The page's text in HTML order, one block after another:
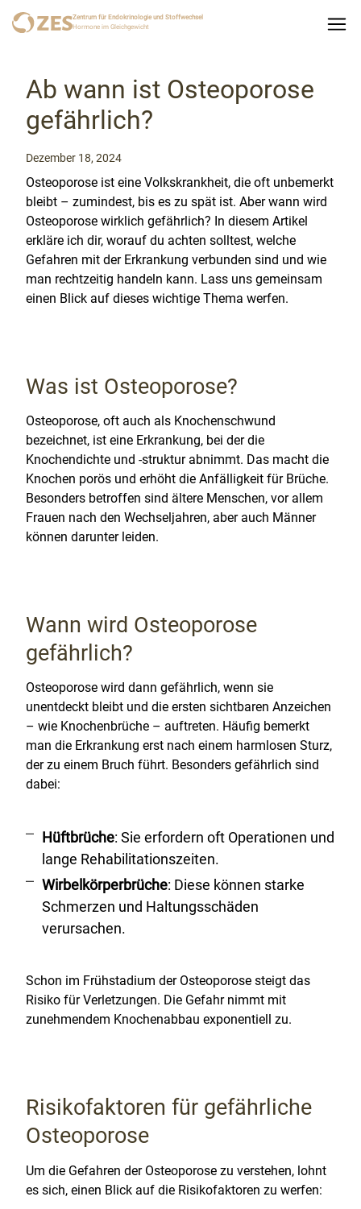
Zentrum für Endokrinologie und Stoffwechsel
Hormone im Gleichgewicht
Ab wann ist Osteoporose
gefährlich?
Dezember 18, 2024
Osteoporose ist eine Volkskrankheit, die oft unbemerkt
bleibt – zumindest, bis es zu spät ist. Aber wann wird
Osteoporose wirklich gefährlich? In diesem Artikel
erkläre ich dir, worauf du achten solltest, welche
Gefahren mit der Erkrankung verbunden sind und wie
man rechtzeitig handeln kann. Lass uns gemeinsam
einen Blick auf dieses wichtige Thema werfen.
Was ist Osteoporose?
Osteoporose, oft auch als Knochenschwund
bezeichnet, ist eine Erkrankung, bei der die
Knochendichte und -struktur abnimmt. Das macht die
Knochen porös und erhöht die Anfälligkeit für Brüche.
Besonders betroffen sind ältere Menschen, vor allem
Frauen nach den Wechseljahren, aber auch Männer
können darunter leiden.
Wann wird Osteoporose
gefährlich?
Osteoporose wird dann gefährlich, wenn sie
unentdeckt bleibt und die ersten sichtbaren Anzeichen
– wie Knochenbrüche – auftreten. Häufig bemerkt
man die Erkrankung erst nach einem harmlosen Sturz,
der zu einem Bruch führt. Besonders gefährlich sind
dabei:
Hüftbrüche: Sie erfordern oft Operationen und
lange Rehabilitationszeiten.
Wirbelkörperbrüche: Diese können starke
Schmerzen und Haltungsschäden
verursachen.
Schon im Frühstadium der Osteoporose steigt das
Risiko für Verletzungen. Die Gefahr nimmt mit
zunehmendem Knochenabbau exponentiell zu.
Risikofaktoren für gefährliche
Osteoporose
Um die Gefahren der Osteoporose zu verstehen, lohnt
es sich, einen Blick auf die Risikofaktoren zu werfen: